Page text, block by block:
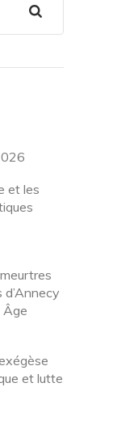
et les
Âge
et lutte